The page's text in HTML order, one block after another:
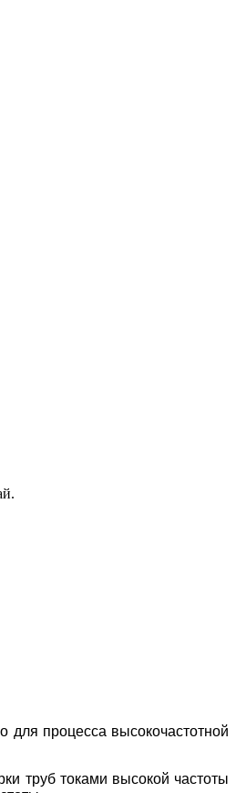
процесса высокочастотной
труб токами высокой частоты